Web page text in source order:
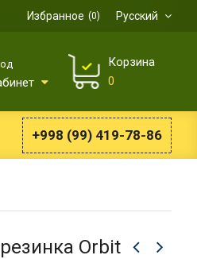
Русский
Избранное 0
Корзина
0
+998 (99) 419-78-86
Orbit